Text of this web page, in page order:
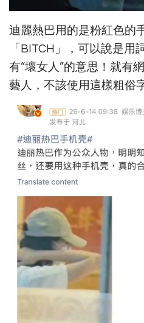
迪麗熱巴用的是粉紅色的
「BITCH」，可以說是用
有“壞女人”的意思！就有
藝人，不該使用這樣粗俗